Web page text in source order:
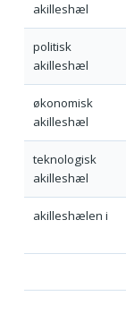
akilleshæl
politisk
akilleshæl
økonomisk
akilleshæl
teknologisk
akilleshæl
akilleshælen i